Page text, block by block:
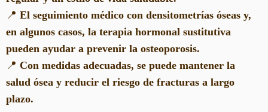
📍 El seguimiento médico con densitometrías óseas y,
en algunos casos, la terapia hormonal sustitutiva
pueden ayudar a prevenir la osteoporosis.
📍 Con medidas adecuadas, se puede mantener la
salud ósea y reducir el riesgo de fracturas a largo
plazo.